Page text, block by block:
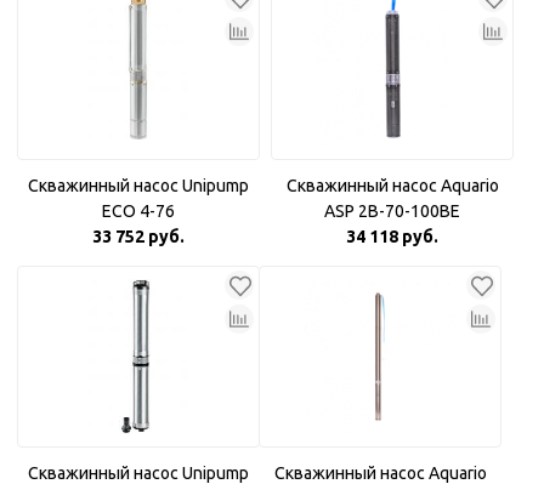
Скважинный насос Unipump
ECO 4-76
33 752 руб.
Скважинный насос Aquario
ASP 2B-70-100BE
34 118 руб.
Скважинный насос Unipump
Скважинный насос Aquario